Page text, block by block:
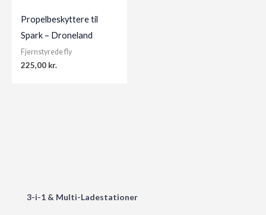
3-i-1 & Multi-Ladestationer
Propelbeskyttere til
Spark – Droneland
Fjernstyrede fly
225,00 kr.